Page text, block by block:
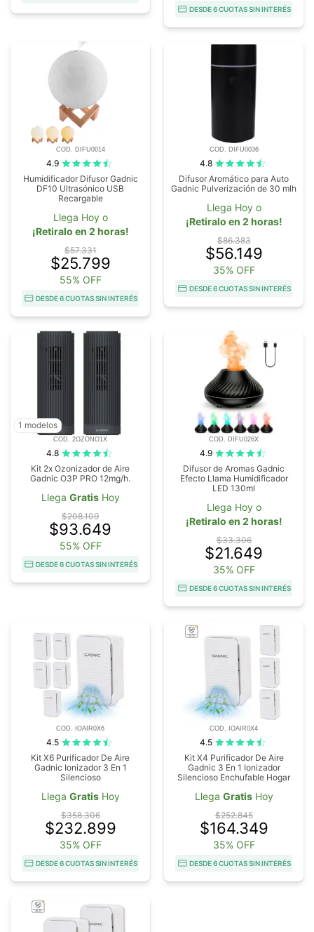
DESDE 6 CUOTAS SIN INTERÉS
COD. DIFU0014
4.9
Humidificador Difusor Gadnic
DF10 Ultrasónico USB
Recargable
Llega Hoy o
¡Retiralo en 2 horas!
$57.331
$25.799
55% OFF
DESDE 6 CUOTAS SIN INTERÉS
COD. DIFU0036
4.8
Difusor Aromático para Auto
Gadnic Pulverización de 30 mlh
Llega Hoy o
¡Retiralo en 2 horas!
$86.383
$56.149
35% OFF
DESDE 6 CUOTAS SIN INTERÉS
1 modelos
COD. 2OZONO1X
4.8
Kit 2x Ozonizador de Aire
Gadnic O3P PRO 12mg/h.
Llega GratisHoy
$208.109
$93.649
55% OFF
DESDE 6 CUOTAS SIN INTERÉS
COD. DIFU026X
4.9
Difusor de Aromas Gadnic
Efecto Llama Humidificador
LED 130ml
Llega Hoy o
¡Retiralo en 2 horas!
$33.306
$21.649
35% OFF
DESDE 6 CUOTAS SIN INTERÉS
COD. IOAIR0X6
4.5
Kit X6 Purificador De Aire
Gadnic Ionizador 3 En 1
Silencioso
Llega GratisHoy
$358.306
$232.899
35% OFF
DESDE 6 CUOTAS SIN INTERÉS
COD. IOAIR0X4
4.5
Kit X4 Purificador De Aire
Gadnic 3 En 1 Ionizador
Silencioso Enchufable Hogar
Llega GratisHoy
$252.845
$164.349
35% OFF
DESDE 6 CUOTAS SIN INTERÉS